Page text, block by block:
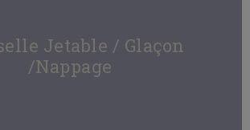
Jetable / Glaçon
/Nappage